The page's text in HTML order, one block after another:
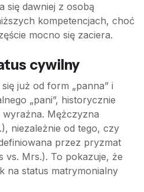
się dawniej z osobą
kompetencjach, choć
mocno się zaciera.
cywilny
już od form „panna” i
„pani”, historycznie
wyraźna. Mężczyzna
niezależnie od tego, czy
przez pryzmat
vs. Mrs.). To pokazuje, że
na status matrymonialny